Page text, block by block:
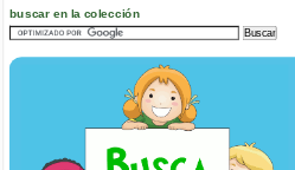
buscar en la colección